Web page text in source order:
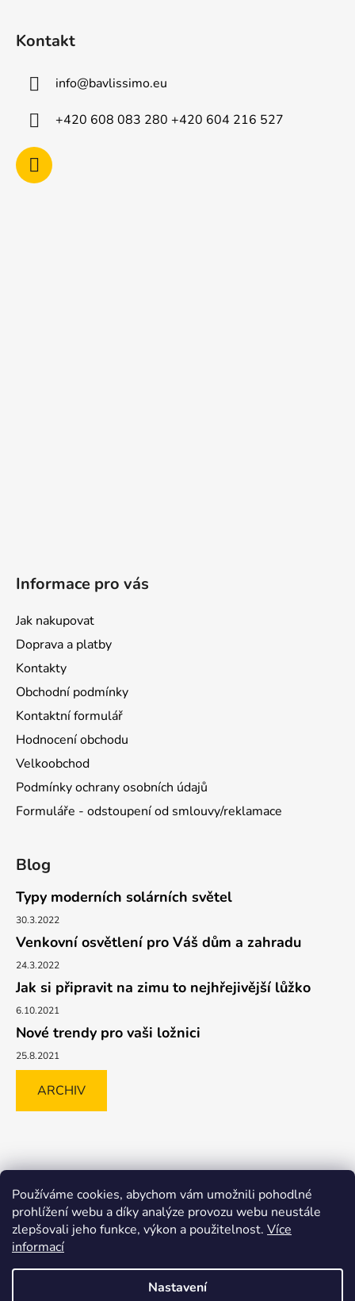
Používáme cookies, abychom vám umožnili pohodlné
prohlížení webu a díky analýze provozu webu neustále
zlepšovali jeho funkce, výkon a použitelnost. Více
informací
Nastavení
Kontakt
info@bavlissimo.eu
+420 608 083 280 +420 604 216 527
Informace pro vás
Jak nakupovat
Doprava a platby
Kontakty
Obchodní podmínky
Kontaktní formulář
Hodnocení obchodu
Velkoobchod
Podmínky ochrany osobních údajů
Formuláře - odstoupení od smlouvy/reklamace
Blog
Typy moderních solárních světel
30.3.2022
Venkovní osvětlení pro Váš dům a zahradu
24.3.2022
Jak si připravit na zimu to nejhřejivější lůžko
6.10.2021
Nové trendy pro vaši ložnici
25.8.2021
ARCHIV
MALL.CZ